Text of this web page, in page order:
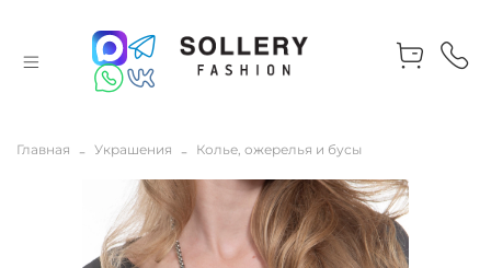
Главная Украшения Колье, ожерелья и бусы